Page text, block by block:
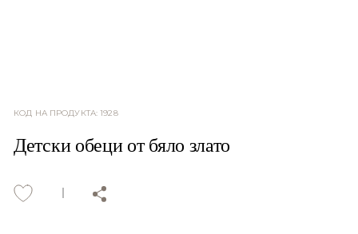
КОД НА ПРОДУКТА:1928
Детски обеци от бяло злато